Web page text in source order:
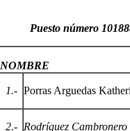
Puesto número
NOMBRE
1.- Porras Arguedas
2.- Rodríguez